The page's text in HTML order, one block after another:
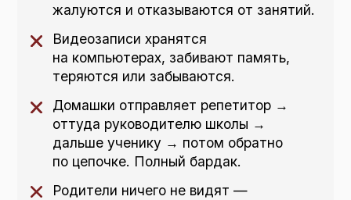
жалуются и отказываются от занятий.
Видеозаписи хранятся
на компьютерах, забивают память,
теряются или забываются.
Домашки отправляет репетитор →
оттуда руководителю школы →
дальше ученику → потом обратно
по цепочке. Полный бардак.
Родители ничего не видят —